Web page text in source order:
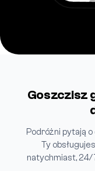
Goszczisz
Podróżni pytają
Ty
natychmiast, 24/